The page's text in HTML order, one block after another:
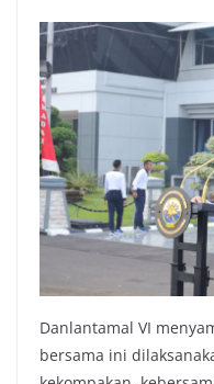
Danlantamal VI
bersama ini